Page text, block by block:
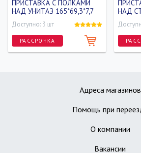
ПРИСТАВКА С ПОЛКАМИ
НАД УНИТАЗ 165*69,3*7,7
Доступно: 3 шт
РАССРОЧКА
НАД
Адреса магазинов
Помощь при
О компании
Вакансии